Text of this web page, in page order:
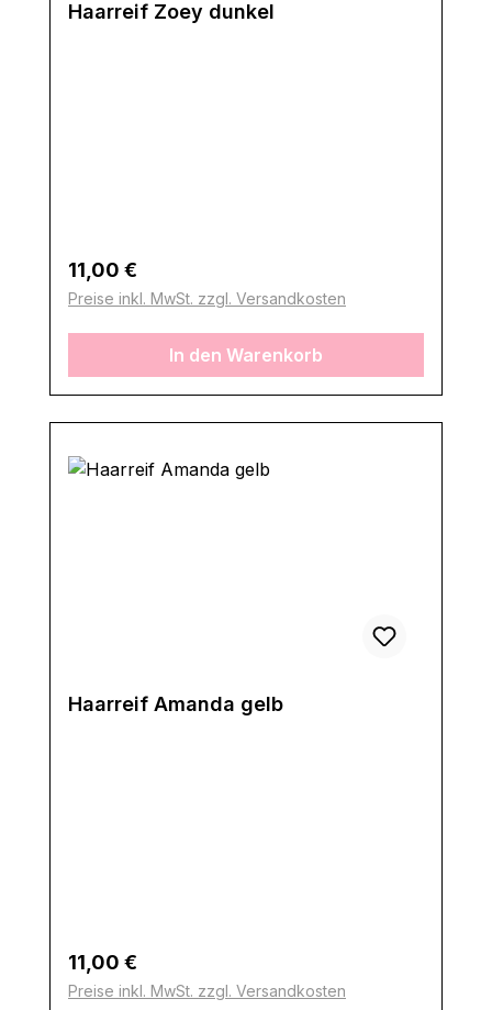
Haarreif Zoey dunkel
Regulärer Preis:
11,00 €
Preise inkl. MwSt. zzgl. Versandkosten
In den Warenkorb
Haarreif Amanda gelb
Regulärer Preis:
11,00 €
Preise inkl. MwSt. zzgl. Versandkosten